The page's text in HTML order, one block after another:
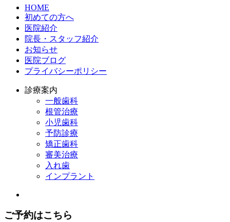
HOME
初めての方へ
医院紹介
院長・スタッフ紹介
お知らせ
医院ブログ
プライバシーポリシー
診療案内
一般歯科
根管治療
小児歯科
予防診療
矯正歯科
審美治療
入れ歯
インプラント
ご予約はこちら